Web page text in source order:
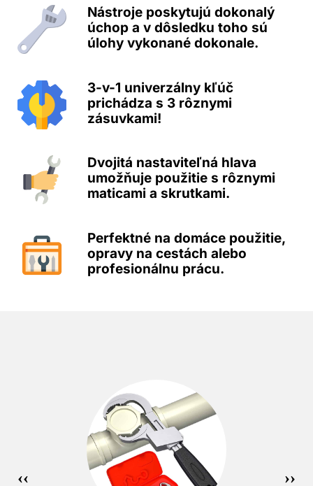
Nástroje poskytujú dokonalý
úchop a v dôsledku toho sú
úlohy vykonané dokonale.
3-v-1 univerzálny kľúč
prichádza s 3 rôznymi
zásuvkami!
Dvojitá nastaviteľná hlava
umožňuje použitie s rôznymi
maticami a skrutkami.
Perfektné na domáce použitie,
opravy na cestách alebo
profesionálnu prácu.